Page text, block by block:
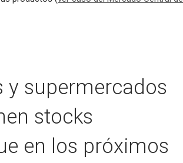
y supermercados
stocks
en los próximos